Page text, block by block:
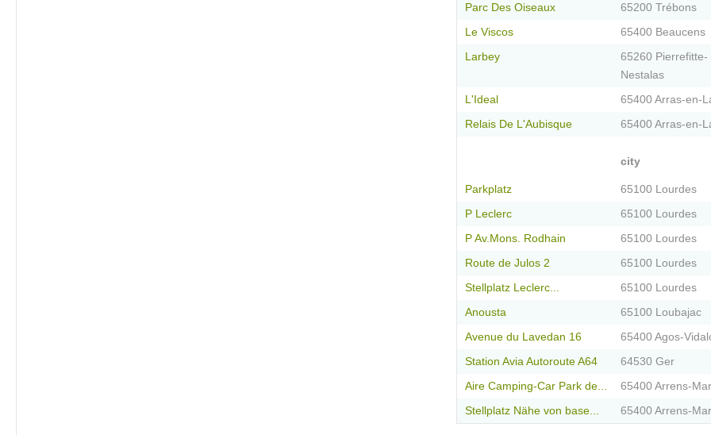
Parc Des Oiseaux 65200 Trébons
Le Viscos 65400 Beaucens
Larbey
65260 Pierrefitte-
Nestalas
L'Ideal 65400 Arras-en-
Relais De L'Aubisque 65400 Arras-en-
city
Parkplatz 65100 Lourdes
P Leclerc 65100 Lourdes
P Av.Mons. Rodhain 65100 Lourdes
Route de Julos 2 65100 Lourdes
Stellplatz Leclerc... 65100 Lourdes
Anousta 65100 Loubajac
Avenue du Lavedan 16 65400 Agos-
Station Avia Autoroute A64 64530 Ger
Aire Camping-Car Park de... 65400 Arrens-
Stellplatz Nähe von base... 65400 Arrens-